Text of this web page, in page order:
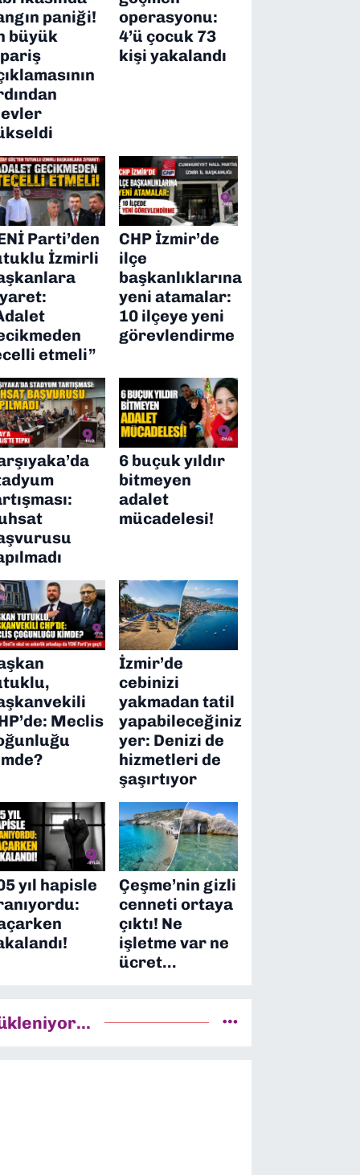
paniği!
büyük
operasyonu:
4’ü çocuk 73
kişi yakalandı
Parti’den
İzmirli
etmeli”
CHP İzmir’de
ilçe
başkanlıklarına
yeni atamalar:
10 ilçeye yeni
görevlendirme
6 buçuk yıldır
bitmeyen
adalet
mücadelesi!
Meclis
İzmir’de
cebinizi
yakmadan tatil
yapabileceğiniz
yer: Denizi de
hizmetleri de
şaşırtıyor
yıl hapisle
Çeşme’nin gizli
cenneti ortaya
çıktı! Ne
işletme var ne
ücret…